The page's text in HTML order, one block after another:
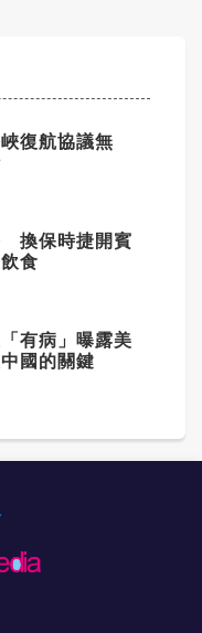
復航協議無
換保時捷開賓
食
有病」曝露美
國的關鍵